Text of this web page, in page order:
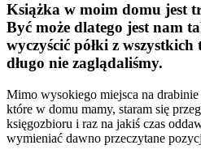
Książka w moim domu jest
Być może dlatego jest nam
wyczyścić półki z
długo nie zaglądaliśmy.
Mimo wysokiego miejsca na
które w domu mamy, staram się
księgozbioru i raz na jakiś czas
wymieniać dawno przeczytane